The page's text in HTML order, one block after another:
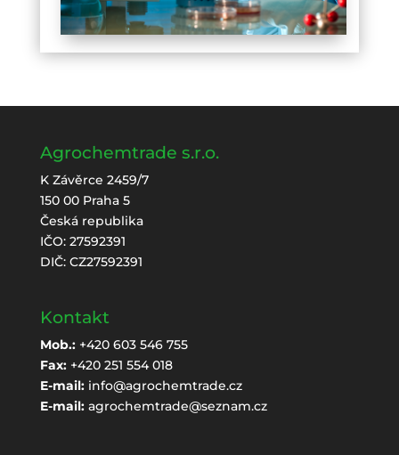
Agrochemtrade s.r.o.
K Závěrce 2459/7
150 00 Praha 5
Česká republika
IČO: 27592391
DIČ: CZ27592391
Kontakt
Mob.:+420 603 546 755
Fax:+420 251 554 018
E-mail: info@agrochemtrade.cz
E-mail: agrochemtrade@seznam.cz